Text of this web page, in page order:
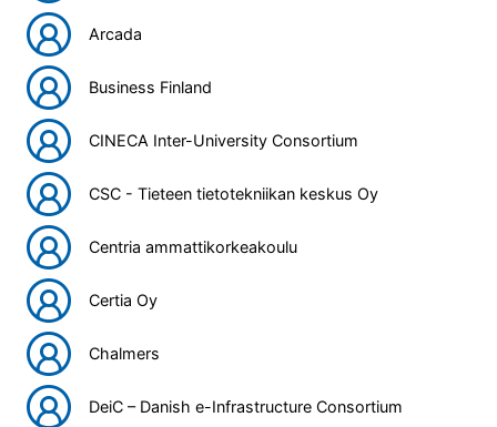
Arcada
Business Finland
CINECA Inter-University Consortium
CSC - Tieteen tietotekniikan keskus Oy
Centria ammattikorkeakoulu
Certia Oy
Chalmers
DeiC – Danish e-Infrastructure Consortium